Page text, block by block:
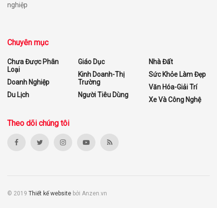
nghiệp
Chuyên mục
Chưa Được Phân
Loại
Doanh Nghiệp
Du Lịch
Giáo Dục
Kinh Doanh-Thị
Trường
Người Tiêu Dùng
Nhà Đất
Sức Khỏe Làm Đẹp
Văn Hóa-Giải Trí
Xe Và Công Nghệ
Theo dõi chúng tôi
© 2019 Thiết kế website bởi Anzen.vn